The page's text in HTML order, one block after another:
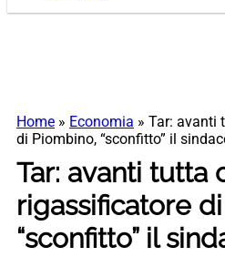
Home » Economia » Tar: avanti
di Piombino, “sconfitto” il
Tar: avanti tutta
rigassificatore
“sconfitto” il